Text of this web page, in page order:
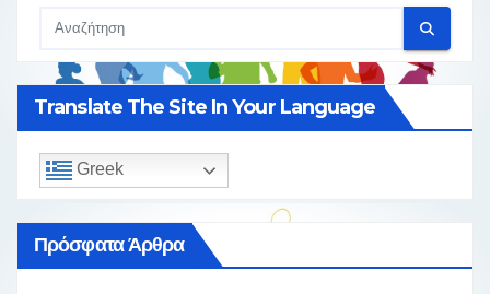
Translate The Site In Your Language
Greek
Πρόσφατα Άρθρα